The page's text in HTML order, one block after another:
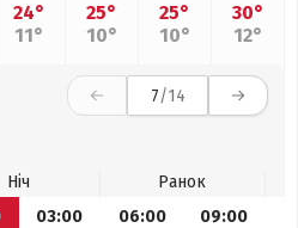
24°
11°
25°
10°
25°
10°
30°
12°
7/14
Ніч
Ранок
03:00 06:00 09:00